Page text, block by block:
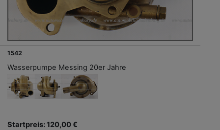
1542
Wasserpumpe Messing 20er Jahre
Startpreis: 120,00 €